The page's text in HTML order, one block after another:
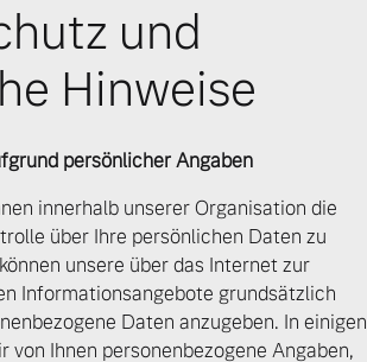
und
Hinweise
persönlicher Angaben
innerhalb unserer Organisation die
über Ihre persönlichen Daten zu
unsere über das Internet zur
Informationsangebote grundsätzlich
Daten anzugeben. In einigen
von Ihnen personenbezogene Angaben,